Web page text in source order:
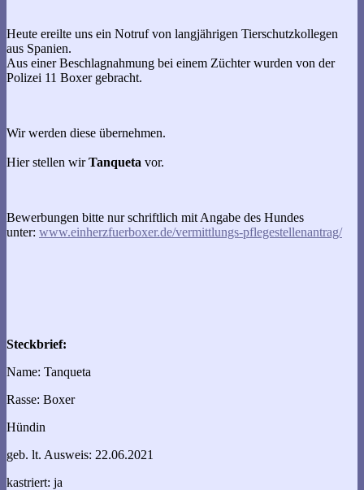
Heute ereilte uns ein Notruf von langjährigen Tierschutzkollegen
aus Spanien.
Aus einer Beschlagnahmung bei einem Züchter wurden von der
Polizei 11 Boxer gebracht.
Wir werden diese übernehmen.
Hier stellen wirTanqueta vor.
Bewerbungen bitte nur schriftlich mit Angabe des Hundes
unter: www.einherzfuerboxer.de/vermittlungs-pflegestellenantrag/
Steckbrief:
Name: Tanqueta
Rasse: Boxer
Hündin
geb. lt. Ausweis: 22.06.2021
kastriert: ja